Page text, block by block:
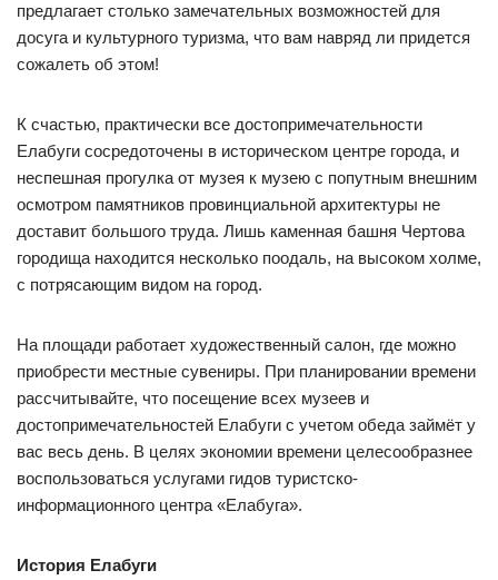
предлагает столько замечательных возможностей для
досуга и культурного туризма, что вам навряд ли придется
сожалеть об этом!
К счастью, практически все достопримечательности
Елабуги сосредоточены в историческом центре города, и
неспешная прогулка от музея к музею с попутным внешним
осмотром памятников провинциальной архитектуры не
доставит большого труда. Лишь каменная башня Чертова
городища находится несколько поодаль, на высоком холме,
с потрясающим видом на город.
На площади работает художественный салон, где можно
приобрести местные сувениры. При планировании времени
рассчитывайте, что посещение всех музеев и
достопримечательностей Елабуги с учетом обеда займёт у
вас весь день. В целях экономии времени целесообразнее
воспользоваться услугами гидов туристско-
информационного центра «Елабуга».
История Елабуги